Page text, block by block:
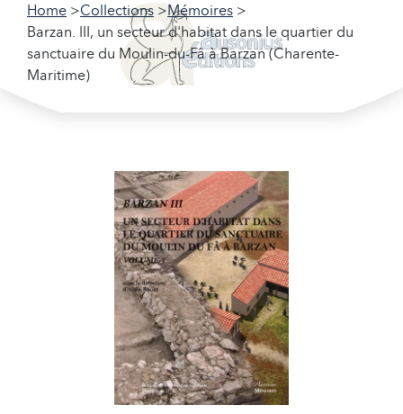
Home Collections
Mémoires
Barzan. III, un secteur d'habitat dans le quartier du
sanctuaire du Moulin-du-Fâ à Barzan (Charente-
Maritime)